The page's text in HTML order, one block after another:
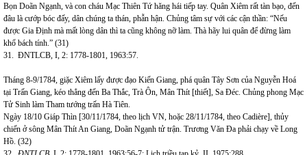
Bọn Doãn Ngạnh, và con cháu Mạc Thiên Tứ hăng hái tiếp tay. Quân Xiêm rất tàn bạo, đến
đâu là cướp bóc đấy, dân chúng ta thán, phẫn hận. Chủng tâm sự với các cận thần: “Nếu
được Gia Định mà mất lòng dân thì ta cũng không nỡ làm. Thà hãy lui quân để đừng làm
khổ bách tính.” (31)
31. ĐNTLCB, I, 2: 1778-1801, 1963:57.
Tháng 8-9/1784, giặc Xiêm lấy được đạo Kiến Giang, phá quân Tây Sơn của Nguyễn Hoá
tại Trấn Giang, kéo thẳng đến Ba Thắc, Trà Ôn, Mân Thít [thiết], Sa Đéc. Chủng phong Mạc
Tử Sinh làm Tham tướng trấn Hà Tiên.
Ngày 18/10 Giáp Thìn [30/11/1784, theo lịch VN, hoặc 28/11/1784, theo Cadière], thủy
chiến ở sông Mân Thít An Giang, Doãn Ngạnh tử trận. Trương Văn Đa phải chạy về Long
Hồ. (32)